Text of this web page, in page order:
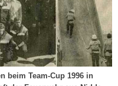
beim Team-Cup 1996 in